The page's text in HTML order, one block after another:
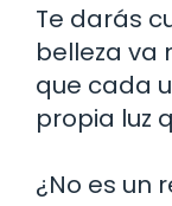
Te darás
belleza va
que cada
propia luz
¿No es un